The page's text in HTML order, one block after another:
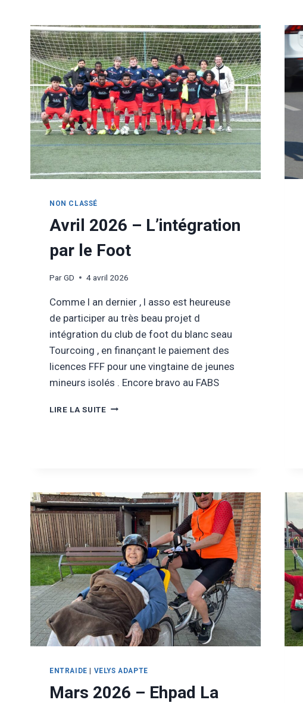
NON CLASSÉ
Avril 2026 – L’intégration
par le Foot
ParGD 4 avril 2026
Comme l an dernier , l asso est heureuse
de participer au très beau projet d
intégration du club de foot du blanc seau
Tourcoing , en finançant le paiement des
licences FFF pour une vingtaine de jeunes
mineurs isolés . Encore bravo au FABS
LIRE LA SUITEAVRIL
ENTRAIDE VELYS ADAPTE
Mars 2026 – Ehpad La